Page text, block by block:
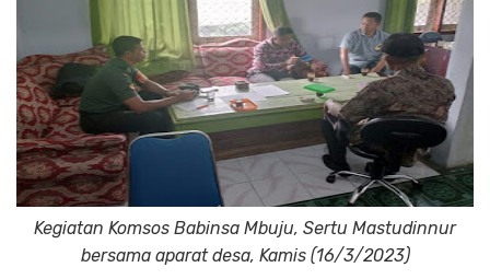
Kegiatan Komsos Babinsa Mbuju, Sertu Mastudinnur
bersama aparat desa, Kamis (16/3/2023)